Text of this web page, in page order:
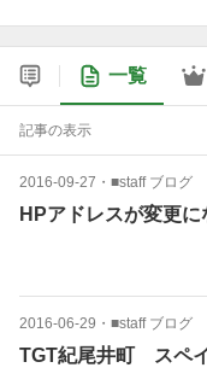
一覧
記事の表示
2016-09-27 ・ ■staff ブログ
HPアドレスが変更に
2016-06-29 ・ ■staff ブログ
TGT紀尾井町 スペ